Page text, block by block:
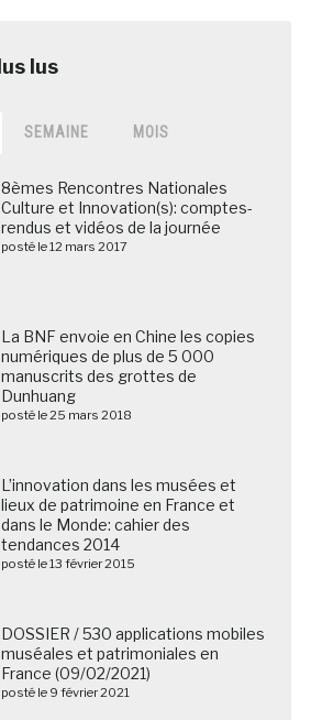
SEMAINE MOIS
8èmes Rencontres Nationales
Culture et Innovation(s): comptes-
rendus et vidéos de la journée
posté le 12 mars 2017
La BNF envoie en Chine les copies
numériques de plus de 5 000
manuscrits des grottes de
Dunhuang
posté le 25 mars 2018
L’innovation dans les musées et
lieux de patrimoine en France et
dans le Monde: cahier des
tendances 2014
posté le 13 février 2015
DOSSIER / 530 applications mobiles
muséales et patrimoniales en
France (09/02/2021)
posté le 9 février 2021